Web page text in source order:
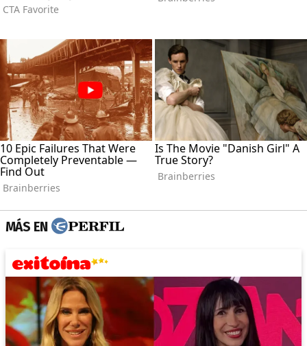
MÁS EN